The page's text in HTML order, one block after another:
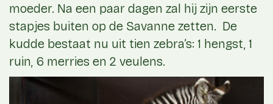
moeder. Na een paar dagen zal hij zijn eerste
stapjes buiten op de Savanne zetten. De
kudde bestaat nu uit tien zebra’s: 1 hengst, 1
ruin, 6 merries en 2 veulens.